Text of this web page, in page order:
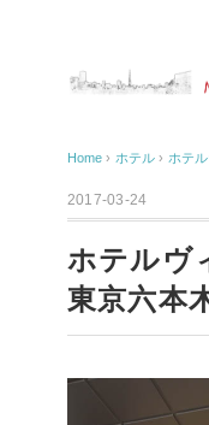
Home › ホテル › ホテ
2017-03-24
ホテルヴ
東京六本